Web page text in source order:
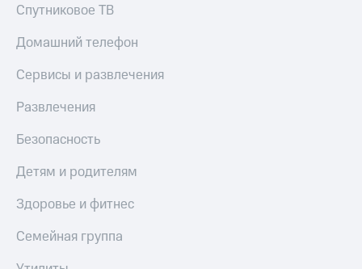
магазин
и
часы
трекеры
Умный
Планшеты
Спутниковое ТВ
Домашний телефон
Сервисы и развлечения
Развлечения
Безопасность
Детям и родителям
Здоровье и фитнес
Семейная группа